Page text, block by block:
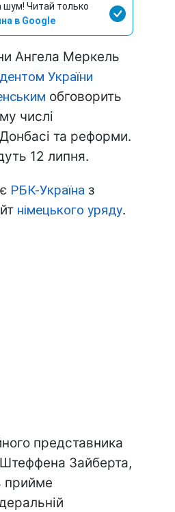
шум! Читай только
в Google
Ангела Меркель
України
обговорить
числі
та реформи.
12 липня.
РБК-Україна з
німецького уряду.
представника
Зайберта,
прийме